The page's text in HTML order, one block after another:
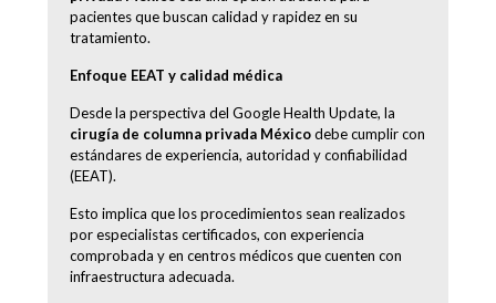
pacientes que buscan calidad y rapidez en su
tratamiento.
Enfoque EEAT y calidad médica
Desde la perspectiva del Google Health Update, la
cirugía de columna privada Méxicodebe cumplir con
estándares de experiencia, autoridad y confiabilidad
(EEAT).
Esto implica que los procedimientos sean realizados
por especialistas certificados, con experiencia
comprobada y en centros médicos que cuenten con
infraestructura adecuada.